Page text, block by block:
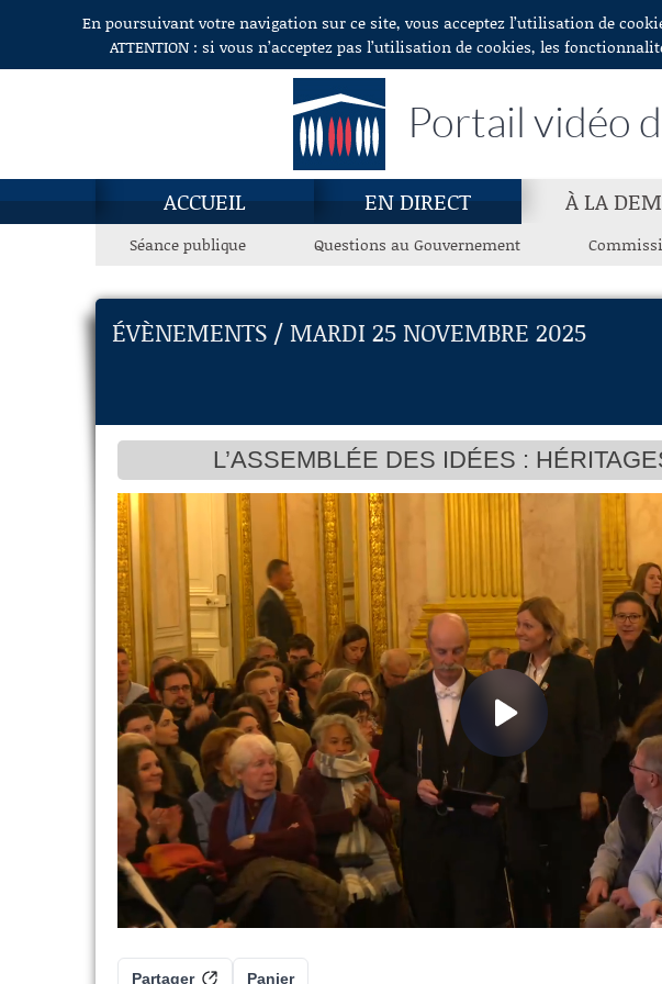
Aller au contenuEn poursuivant votre navigation sur ce site, vous acceptez l’utilisation de
ATTENTION : si vous n’acceptez pas l’utilisation de cookies, les
Portail vidéo
ACCUEIL EN DIRECT À LA
Séance publique Questions au Gouvernement
ÉVÈNEMENTS / MARDI 25 NOVEMBRE 2025
L’ASSEMBLÉE DES IDÉES :
Panier
Partager